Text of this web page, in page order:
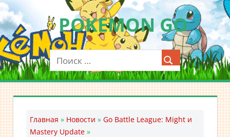
Перейти
к
содержимомуPOKEMON GO
Мобильное
приложение
для
ловли
Покемон
Главная » Новости » Go Battle League: Might и
Mastery Update »